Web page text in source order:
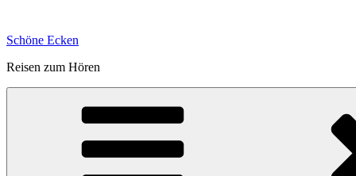
springen
Schöne Ecken
Reisen zum Hören